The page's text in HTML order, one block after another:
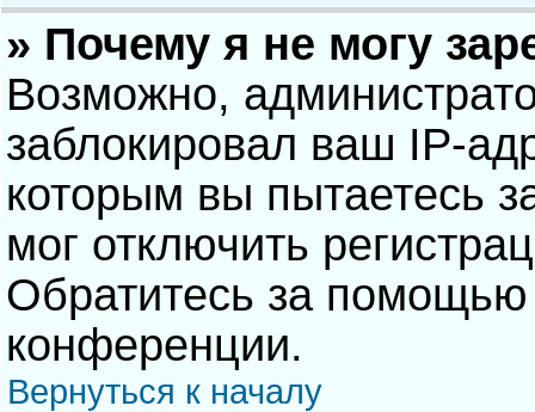
» Почему я не могу
Возможно,
заблокировал ваш IP-
которым вы пытаетесь
мог отключить
Обратитесь за помощью
конференции.
Вернуться к началу